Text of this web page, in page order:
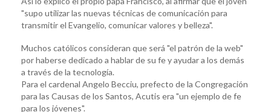
"supo utilizar las nuevas técnicas de comunicación para
transmitir el Evangelio, comunicar valores y belleza".
Muchos católicos consideran que será "el patrón de la web"
por haberse dedicado a hablar de su fe y ayudar a los demás
a través de la tecnología.
Para el cardenal Angelo Becciu, prefecto de la Congregación
para las Causas de los Santos, Acutis era "un ejemplo de fe
para los jóvenes".